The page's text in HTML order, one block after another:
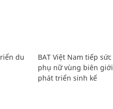
du
BAT Việt Nam tiếp sức
phụ nữ vùng biên giới
phát triển sinh kế